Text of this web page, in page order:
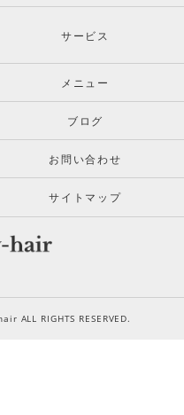
サービス
メニュー
ブログ
お問い合わせ
サイトマップ
ALL RIGHTS RESERVED.